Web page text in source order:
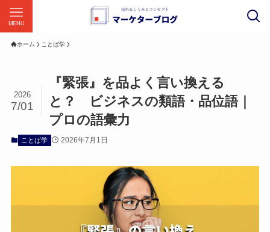
MENU
ホーム ことば学
『緊張』を品よく言い換える
と？ ビジネスの類語・品位語｜
プロの語彙力
2026
7/01
ことば学 2026年7月1日